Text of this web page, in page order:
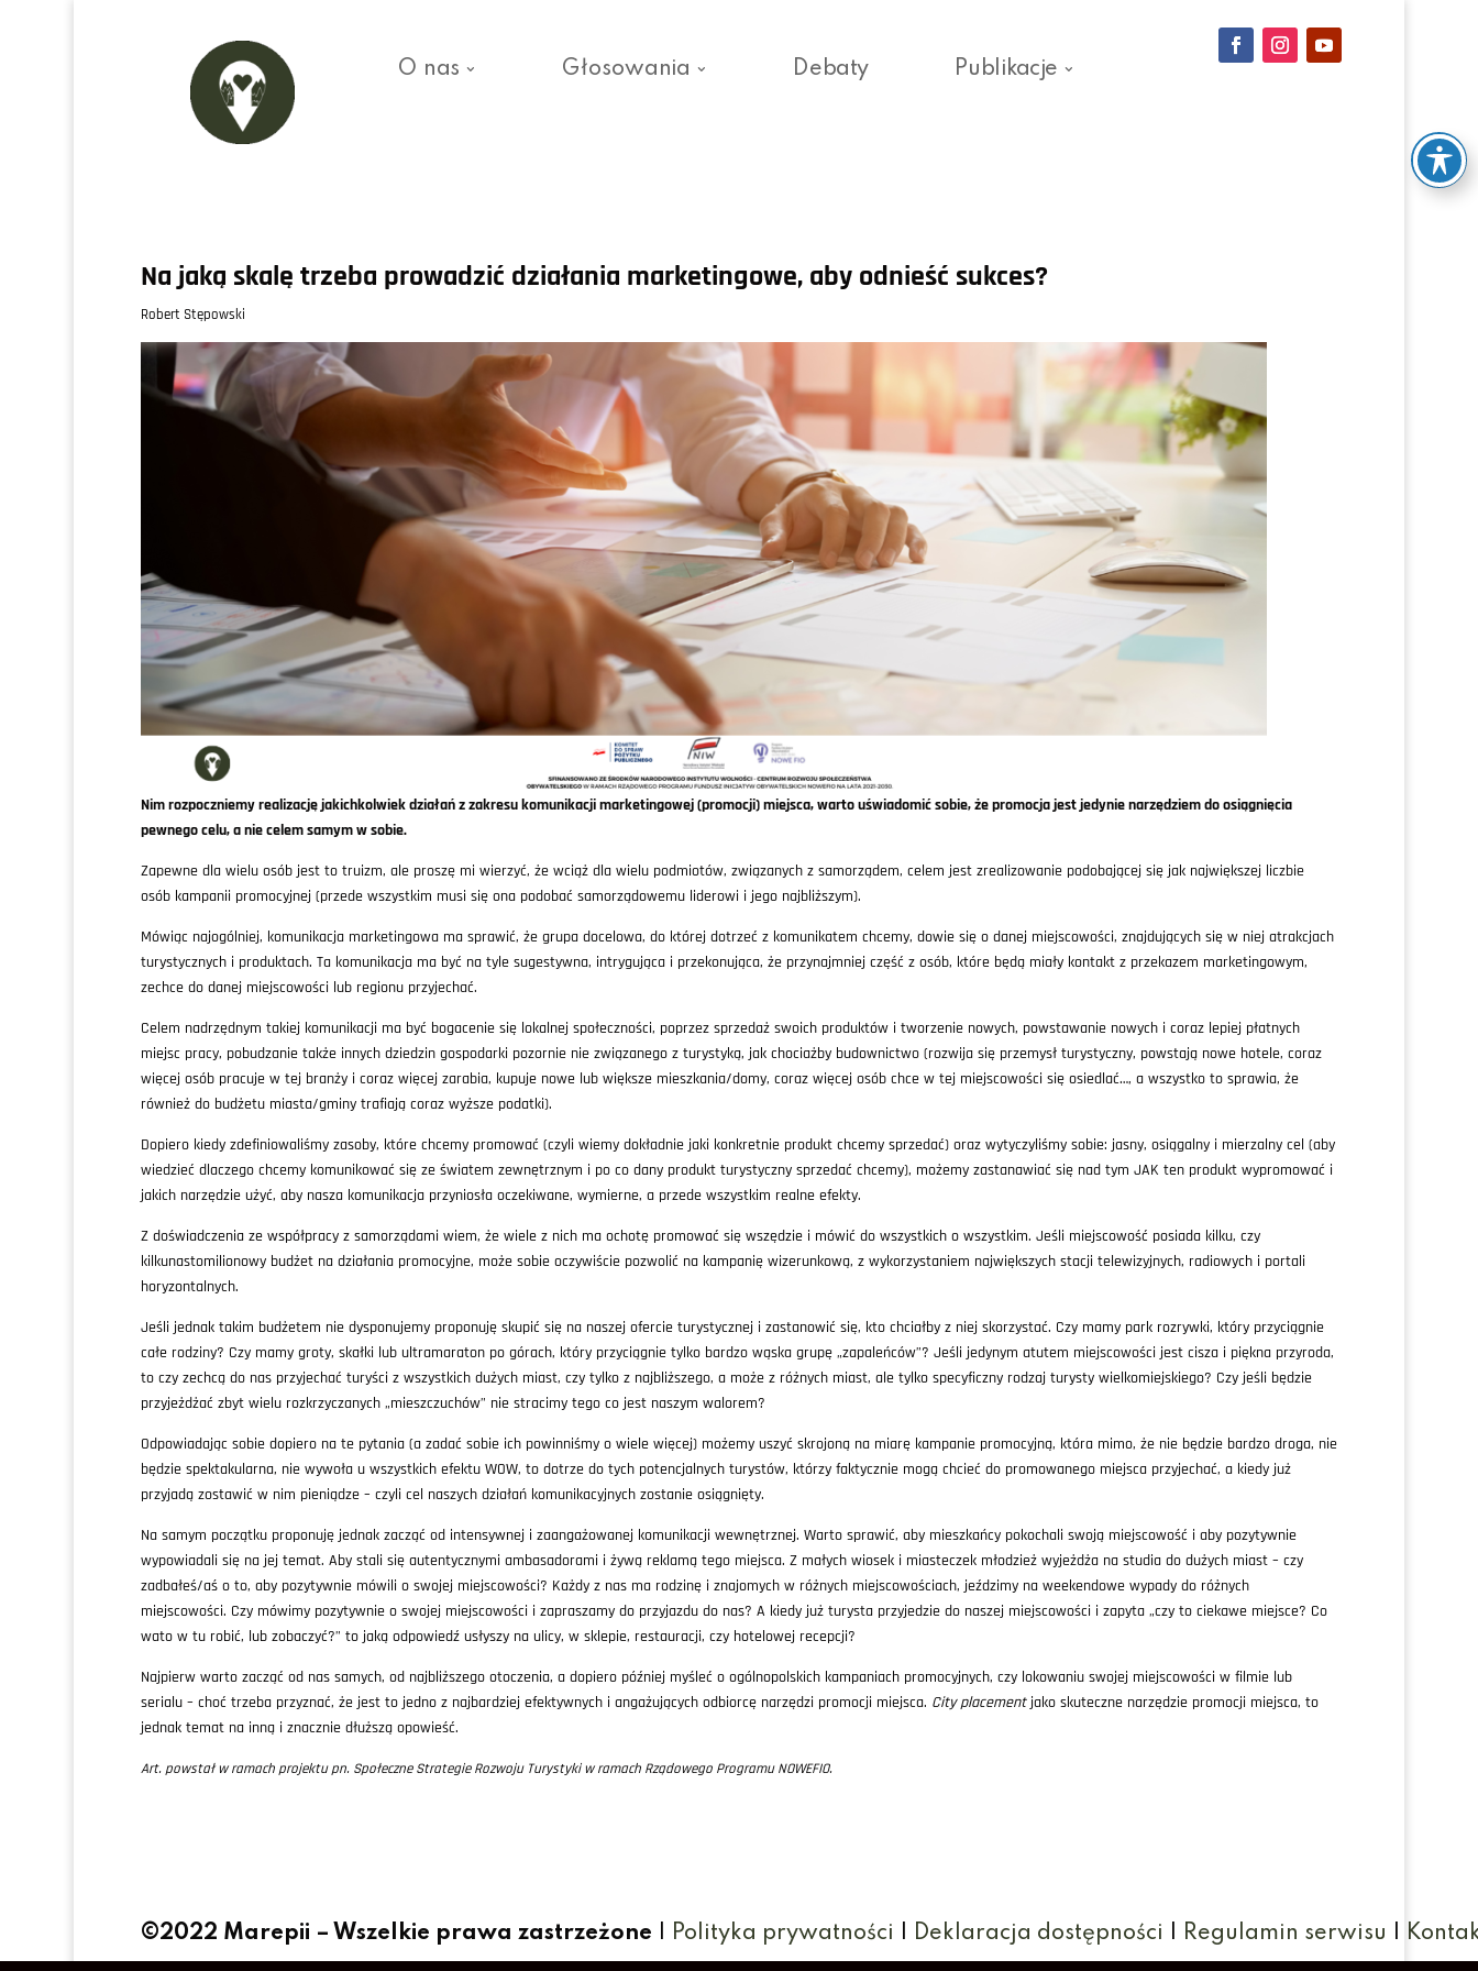
O nas Głosowania Debaty Publikacje
Na jaką skalę trzeba prowadzić działania marketingowe, aby odnieść sukces?
Robert Stępowski
Nim rozpoczniemy realizację jakichkolwiek działań z zakresu komunikacji marketingowej (promocji) miejsca, warto uświadomić sobie, że promocja jest jedynie narzędziem do osiągnięcia
pewnego celu, a nie celem samym w sobie.
Zapewne dla wielu osób jest to truizm, ale proszę mi wierzyć, że wciąż dla wielu podmiotów, związanych z samorządem, celem jest zrealizowanie podobającej się jak największej liczbie
osób kampanii promocyjnej (przede wszystkim musi się ona podobać samorządowemu liderowi i jego najbliższym).
Mówiąc najogólniej, komunikacja marketingowa ma sprawić, że grupa docelowa, do której dotrzeć z komunikatem chcemy, dowie się o danej miejscowości, znajdujących się w niej atrakcjach
turystycznych i produktach. Ta komunikacja ma być na tyle sugestywna, intrygująca i przekonująca, że przynajmniej część z osób, które będą miały kontakt z przekazem marketingowym,
zechce do danej miejscowości lub regionu przyjechać.
Celem nadrzędnym takiej komunikacji ma być bogacenie się lokalnej społeczności, poprzez sprzedaż swoich produktów i tworzenie nowych, powstawanie nowych i coraz lepiej płatnych
miejsc pracy, pobudzanie także innych dziedzin gospodarki pozornie nie związanego z turystyką, jak chociażby budownictwo (rozwija się przemysł turystyczny, powstają nowe hotele, coraz
więcej osób pracuje w tej branży i coraz więcej zarabia, kupuje nowe lub większe mieszkania/domy, coraz więcej osób chce w tej miejscowości się osiedlać…, a wszystko to sprawia, że
również do budżetu miasta/gminy trafiają coraz wyższe podatki).
Dopiero kiedy zdefiniowaliśmy zasoby, które chcemy promować (czyli wiemy dokładnie jaki konkretnie produkt chcemy sprzedać) oraz wytyczyliśmy sobie: jasny, osiągalny i mierzalny cel (aby
wiedzieć dlaczego chcemy komunikować się ze światem zewnętrznym i po co dany produkt turystyczny sprzedać chcemy), możemy zastanawiać się nad tym JAK ten produkt wypromować i
jakich narzędzie użyć, aby nasza komunikacja przyniosła oczekiwane, wymierne, a przede wszystkim realne efekty.
Z doświadczenia ze współpracy z samorządami wiem, że wiele z nich ma ochotę promować się wszędzie i mówić do wszystkich o wszystkim. Jeśli miejscowość posiada kilku, czy
kilkunastomilionowy budżet na działania promocyjne, może sobie oczywiście pozwolić na kampanię wizerunkową, z wykorzystaniem największych stacji telewizyjnych, radiowych i portali
horyzontalnych.
Jeśli jednak takim budżetem nie dysponujemy proponuję skupić się na naszej ofercie turystycznej i zastanowić się, kto chciałby z niej skorzystać. Czy mamy park rozrywki, który przyciągnie
całe rodziny? Czy mamy groty, skałki lub ultramaraton po górach, który przyciągnie tylko bardzo wąska grupę „zapaleńców”? Jeśli jedynym atutem miejscowości jest cisza i piękna przyroda,
to czy zechcą do nas przyjechać turyści z wszystkich dużych miast, czy tylko z najbliższego, a może z różnych miast, ale tylko specyficzny rodzaj turysty wielkomiejskiego? Czy jeśli będzie
przyjeżdżać zbyt wielu rozkrzyczanych „mieszczuchów” nie stracimy tego co jest naszym walorem?
Odpowiadając sobie dopiero na te pytania (a zadać sobie ich powinniśmy o wiele więcej) możemy uszyć skrojoną na miarę kampanie promocyjną, która mimo, że nie będzie bardzo droga, nie
będzie spektakularna, nie wywoła u wszystkich efektu WOW, to dotrze do tych potencjalnych turystów, którzy faktycznie mogą chcieć do promowanego miejsca przyjechać, a kiedy już
przyjadą zostawić w nim pieniądze – czyli cel naszych działań komunikacyjnych zostanie osiągnięty.
Na samym początku proponuję jednak zacząć od intensywnej i zaangażowanej komunikacji wewnętrznej. Warto sprawić, aby mieszkańcy pokochali swoją miejscowość i aby pozytywnie
wypowiadali się na jej temat. Aby stali się autentycznymi ambasadorami i żywą reklamą tego miejsca. Z małych wiosek i miasteczek młodzież wyjeżdża na studia do dużych miast – czy
zadbałeś/aś o to, aby pozytywnie mówili o swojej miejscowości? Każdy z nas ma rodzinę i znajomych w różnych miejscowościach, jeździmy na weekendowe wypady do różnych
miejscowości. Czy mówimy pozytywnie o swojej miejscowości i zapraszamy do przyjazdu do nas? A kiedy już turysta przyjedzie do naszej miejscowości i zapyta „czy to ciekawe miejsce? Co
wato w tu robić, lub zobaczyć?” to jaką odpowiedź usłyszy na ulicy, w sklepie, restauracji, czy hotelowej recepcji?
Najpierw warto zacząć od nas samych, od najbliższego otoczenia, a dopiero później myśleć o ogólnopolskich kampaniach promocyjnych, czy lokowaniu swojej miejscowości w filmie lub
serialu – choć trzeba przyznać, że jest to jedno z najbardziej efektywnych i angażujących odbiorcę narzędzi promocji miejsca. City placementjako skuteczne narzędzie promocji miejsca, to
jednak temat na inną i znacznie dłuższą opowieść.
Art. powstał w ramach projektu pn. Społeczne Strategie Rozwoju Turystyki w ramach Rządowego Programu NOWEFIO.
©2022 Marepii – Wszelkie prawa zastrzeżone Polityka prywatności Deklaracja dostępności Regulamin serwisu